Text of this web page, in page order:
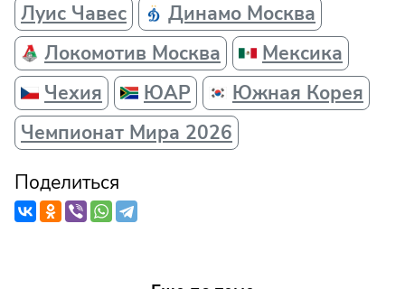
Луис Чавес
Динамо Москва
Локомотив Москва
Мексика
Чехия
ЮАР
Южная Корея
Чемпионат Мира 2026
Поделиться